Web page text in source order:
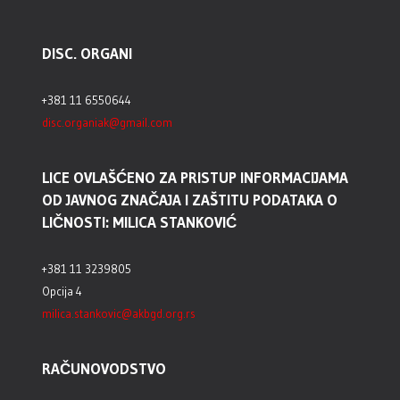
DISC. ORGANI
+381 11 6550644
disc.organiak@gmail.com
LICE OVLAŠĆENO ZA PRISTUP INFORMACIJAMA
OD JAVNOG ZNAČAJA I ZAŠTITU PODATAKA O
LIČNOSTI: MILICA STANKOVIĆ
+381 11 3239805
Opcija 4
milica.stankovic@akbgd.org.rs
RAČUNOVODSTVO